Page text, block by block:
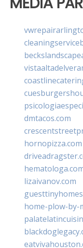
dmtacos.com
hornopizza.com
lizaivanov.com
home-plow-by-